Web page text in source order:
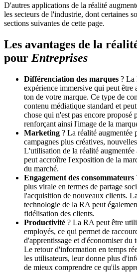
D'autres applications de la réalité
les secteurs de l'industrie, dont certaines
sections suivantes de cette page.
Les avantages de la
pour Entreprises
Différenciation des marques ? La
expérience immersive qui peut être
ton de votre marque. Ce type de
contenu médiatique standard et
chose qui n'est pas encore proposé
renforçant ainsi l'image de la
Marketing ? La réalité augmentée
campagnes plus créatives,
L'utilisation de la réalité
peut accroître l'exposition de la
du marché.
Engagement des consommateurs
plus virale en termes de partage
l'acquisition de nouveaux clients.
technologie de la RA peut
fidélisation des clients.
Productivité ? La RA peut être
employés, ce qui permet de
d'apprentissage et d'économiser du
Le retour d'information en temps
les utilisateurs, leur donne plus
de mieux comprendre ce qu'ils